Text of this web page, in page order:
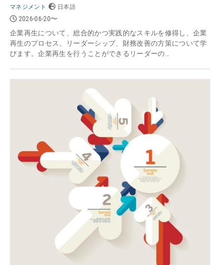
マネジメント 日本語
2026-06-20〜
企業再生について、総合的かつ実践的なスキルを修得し、企業
再生のプロセス、リーダーシップ、財務改善の方策について学
びます。企業再生を行うことができるリーダーの...